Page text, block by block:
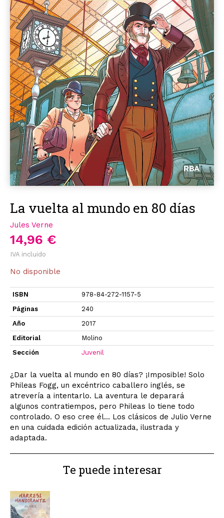
La vuelta al mundo en 80 días
Jules Verne
14,96 €
IVA incluido
No disponible
ISBN
978-84-272-1157-5
Páginas
240
Año
2017
Editorial
Molino
Sección
Juvenil
¿Dar la vuelta al mundo en 80 días? ¡Imposible! Solo
Phileas Fogg, un excéntrico caballero inglés, se
atrevería a intentarlo. La aventura le deparará
algunos contratiempos, pero Phileas lo tiene todo
controlado. O eso cree él... Los clásicos de Julio Verne
en una cuidada edición actualizada, ilustrada y
adaptada.
Te puede interesar